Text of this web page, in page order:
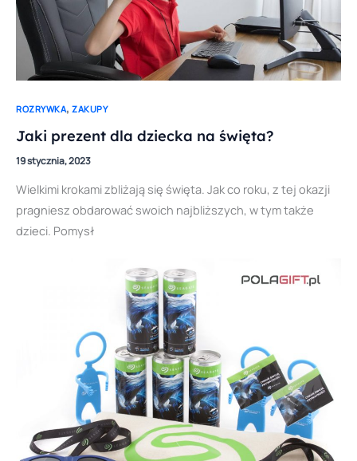
ROZRYWKA, ZAKUPY
Jaki prezent dla dziecka na święta?
19 stycznia, 2023
Wielkimi krokami zbliżają się święta. Jak co roku, z tej okazji
pragniesz obdarować swoich najbliższych, w tym także
dzieci. Pomysł